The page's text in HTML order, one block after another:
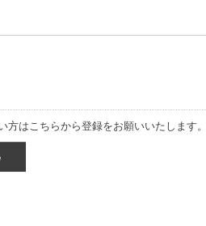
方はこちらから登録をお願いいたします。